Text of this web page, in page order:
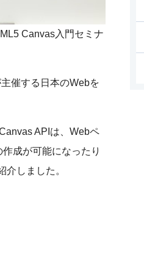
Canvas入門セミナ
催する日本のWebを
APIは、Webペ
成が可能になったり
しました。